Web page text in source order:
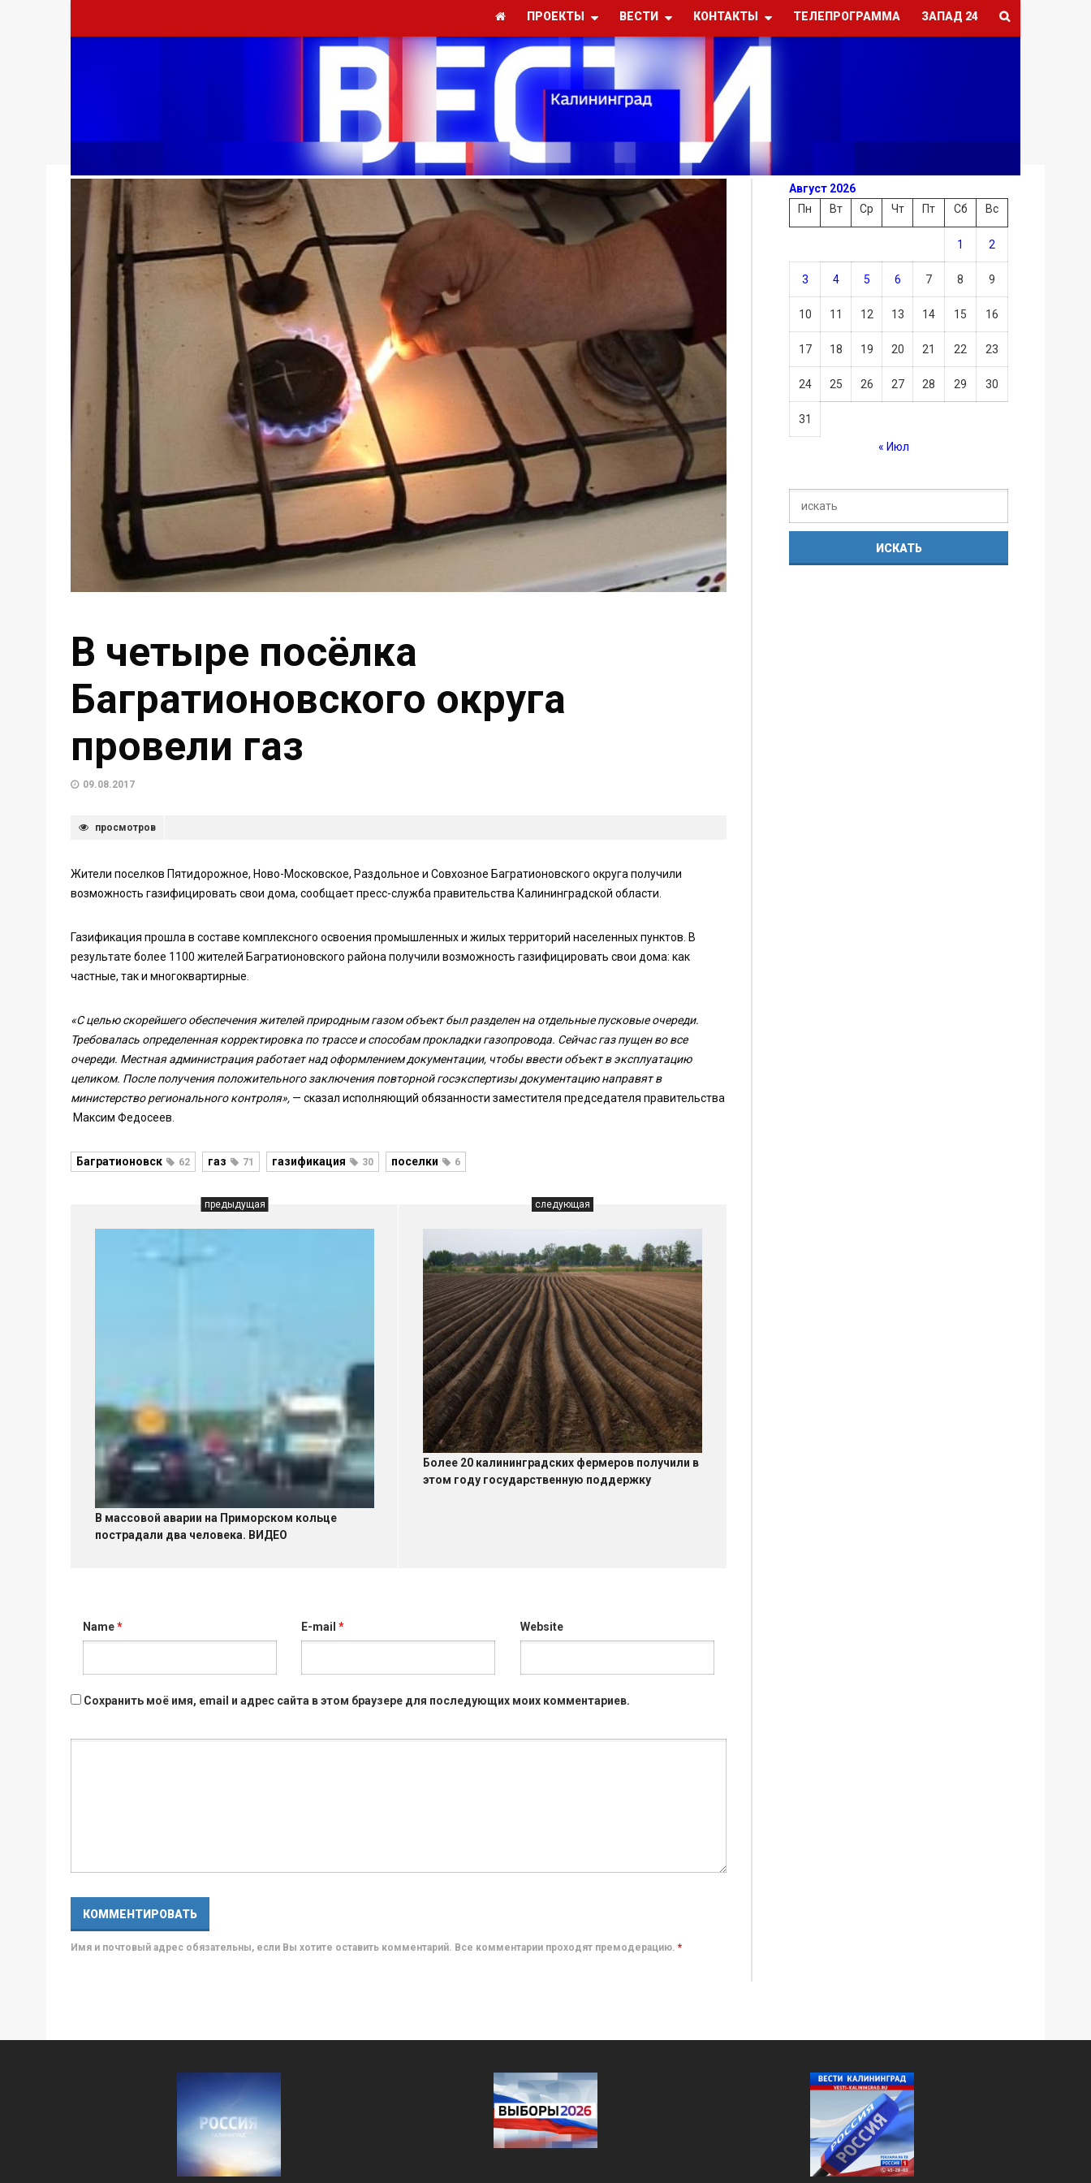
ПРОЕКТЫ ВЕСТИ КОНТАКТЫ ТЕЛЕПРОГРАММА ЗАПАД 24
В четыре посёлка
Багратионовского округа
провели газ
09.08.2017
просмотров
Жители поселков Пятидорожное, Ново-Московское, Раздольное и Совхозное Багратионовского округа получили
возможность газифицировать свои дома, сообщает пресс-служба правительства Калининградской области.
Газификация прошла в составе комплексного освоения промышленных и жилых территорий населенных пунктов. В
результате более 1100 жителей Багратионовского района получили возможность газифицировать свои дома: как
частные, так и многоквартирные.
«С целью скорейшего обеспечения жителей природным газом объект был разделен на отдельные пусковые очереди.
Требовалась определенная корректировка по трассе и способам прокладки газопровода. Сейчас газ пущен во все
очереди. Местная администрация работает над оформлением документации, чтобы ввести объект в эксплуатацию
целиком. После получения положительного заключения повторной госэкспертизы документацию направят в
министерство регионального контроля», — сказал исполняющий обязанности заместителя председателя правительства
Максим Федосеев.
Багратионовск 62 газ 71 газификация 30 поселки 6
предыдущая
В массовой аварии на Приморском кольце
пострадали два человека. ВИДЕО
следующая
Более 20 калининградских фермеров получили в
этом году государственную поддержку
Name* E-mail* Website
Сохранить моё имя, email и адрес сайта в этом браузере для последующих моих комментариев.
Имя и почтовый адрес обязательны, если Вы хотите оставить комментарий. Все комментарии проходят премодерацию. *
Август 2026
Пн
Вт Ср Чт Пт Сб Вс
1 2
3 4 5 6 7 8 9
10 11 12 13 14 15 16
17 18 19 20 21 22 23
24 25 26 27 28 29 30
31
« Июл